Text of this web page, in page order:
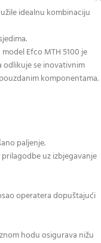
idealnu kombinaciju
Efco MTH 5100 je
odlikuje se inovativnim
komponentama.
paljenje.
uz izbjegavanje
operatera dopuštajući
hodu osigurava nižu